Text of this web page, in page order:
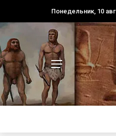
Понедельник, 10